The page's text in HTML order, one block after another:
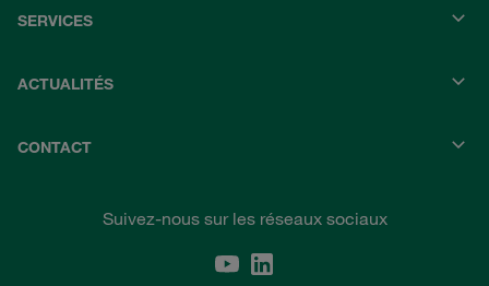
SERVICES
ACTUALITÉS
CONTACT
Suivez-nous sur les réseaux sociaux